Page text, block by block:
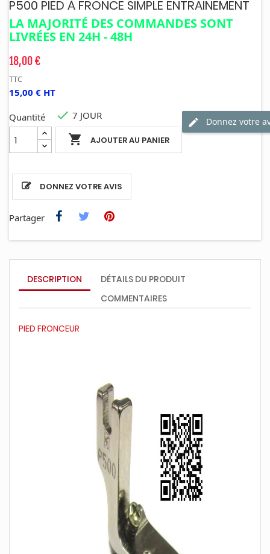
P500 PIED À FRONCE SIMPLE ENTRAINEMENT
LA MAJORITÉ DES COMMANDES SONT
LIVRÉES EN 24H - 48H
18,00 €
TTC
15,00 € HT
Quantité
 AJOUTER AU PANIER
 7 JOUR
DONNEZ VOTRE AVIS
Donnez votre
Partager
DESCRIPTION
DÉTAILS DU PRODUIT
COMMENTAIRES
PIED FRONCEUR